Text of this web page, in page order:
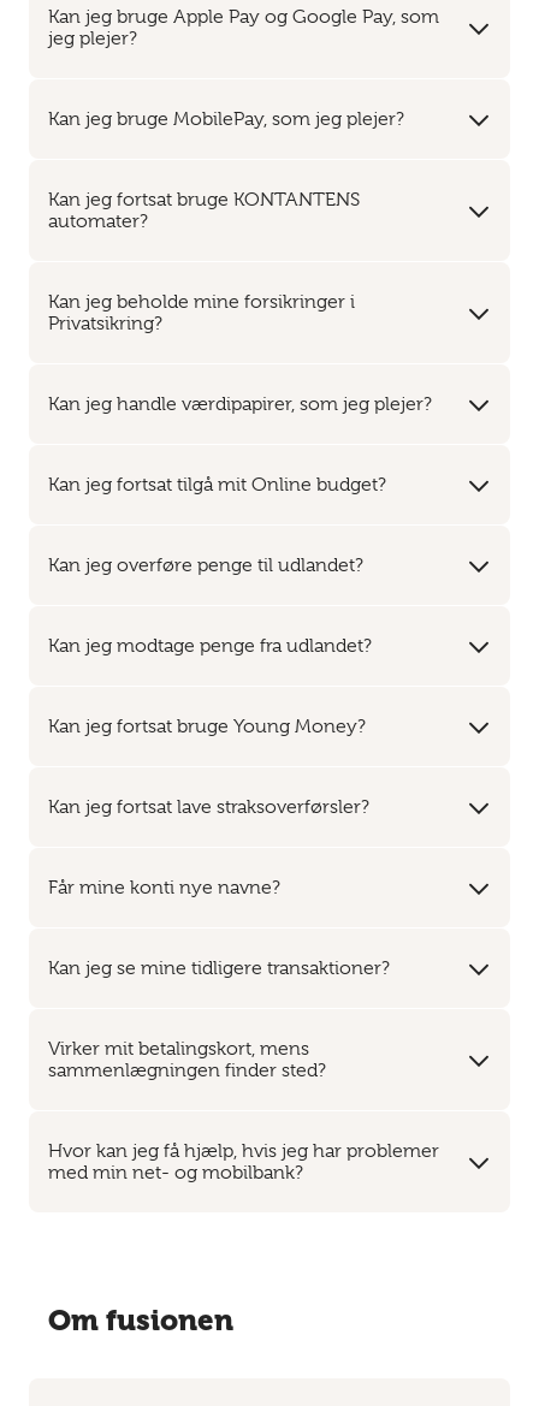
Kan jeg bruge Apple Pay og Google Pay, som
jeg plejer?
Kan jeg bruge MobilePay, som jeg plejer?
Kan jeg fortsat bruge KONTANTENS
automater?
Kan jeg beholde mine forsikringer i
Privatsikring?
Kan jeg handle værdipapirer, som jeg plejer?
Kan jeg fortsat tilgå mit Online budget?
Kan jeg overføre penge til udlandet?
Kan jeg modtage penge fra udlandet?
Kan jeg fortsat bruge Young Money?
Kan jeg fortsat lave straksoverførsler?
Får mine konti nye navne?
Kan jeg se mine tidligere transaktioner?
Virker mit betalingskort, mens
sammenlægningen finder sted?
Hvor kan jeg få hjælp, hvis jeg har problemer
med min net- og mobilbank?
Om fusionen